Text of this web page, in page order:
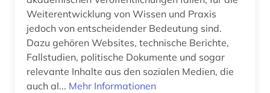
graue literatur (1)
grenzflächen (1)
handbuch (2)
handel (1)
Weiterentwicklung von Wissen und Praxis
jedoch von entscheidender Bedeutung sind.
Dazu gehören Websites, technische Berichte,
Fallstudien, politische Dokumente und sogar
relevante Inhalte aus den sozialen Medien, die
auch al... Mehr Informationen